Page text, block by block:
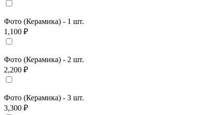
Фото (Керамика) - 1 шт.
1,100 ₽
Фото (Керамика) - 2 шт.
2,200 ₽
Фото (Керамика) - 3 шт.
3,300 ₽